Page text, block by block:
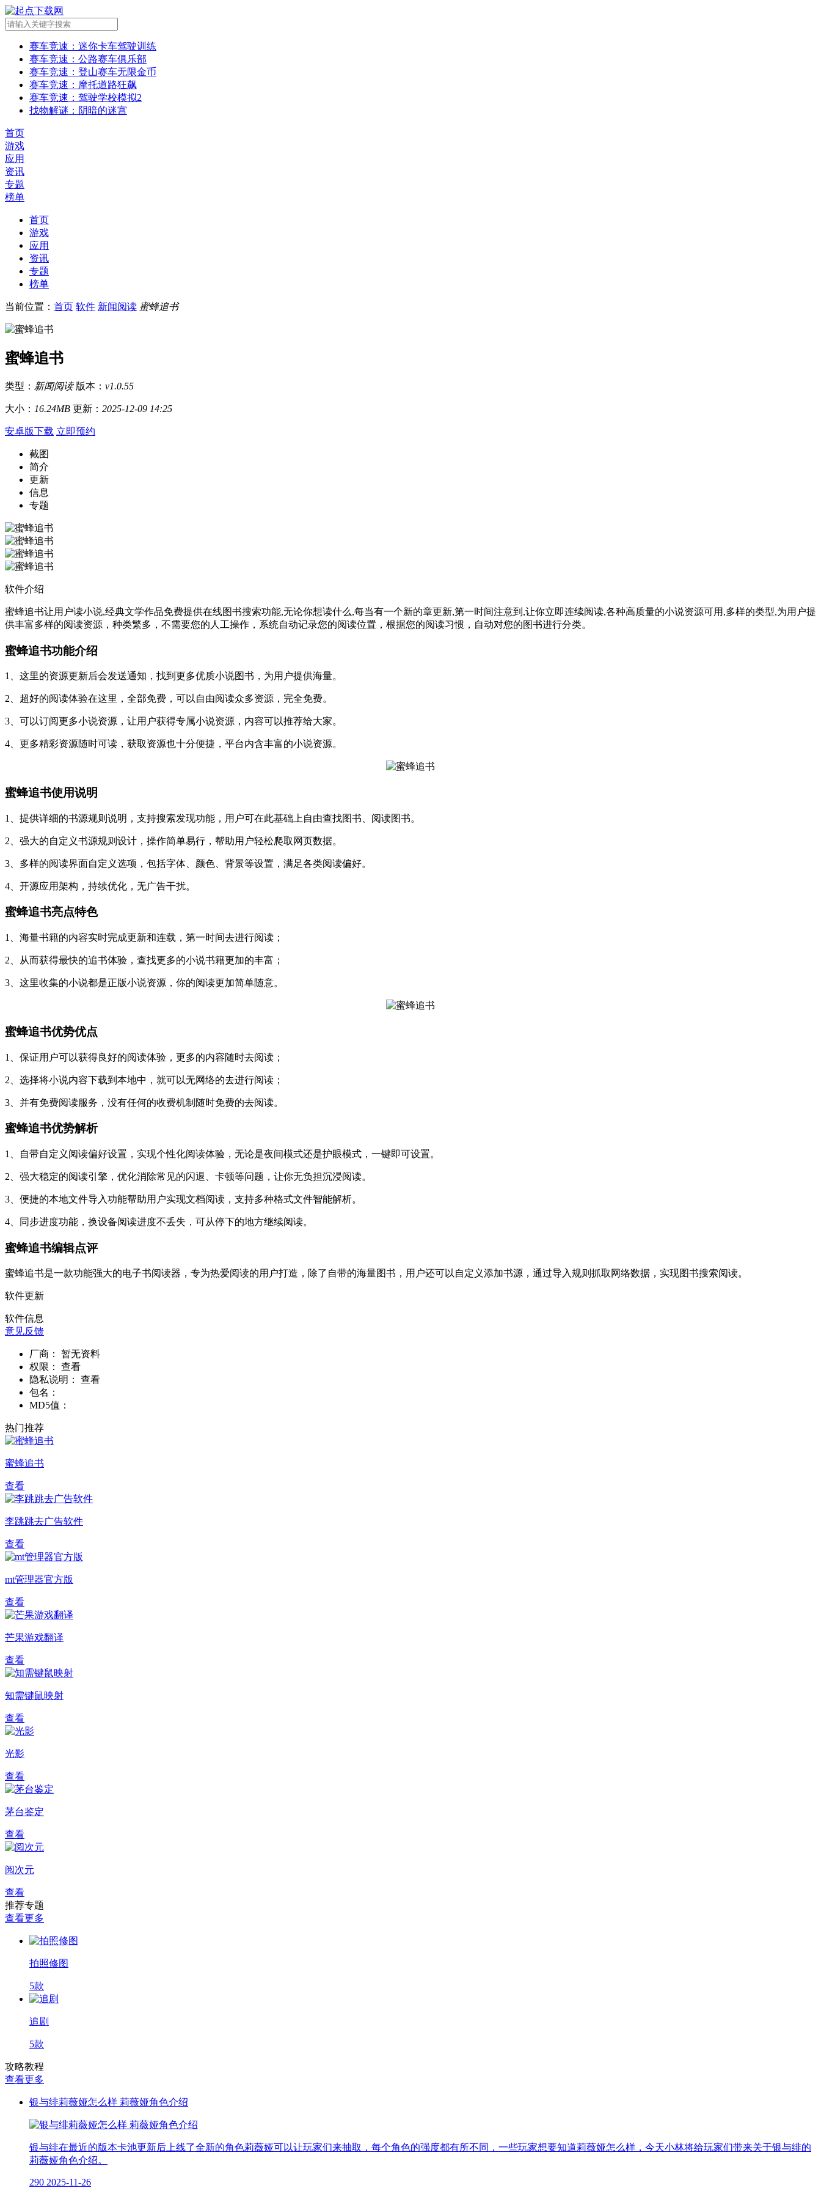
赛车竞速 ：迷你卡车驾驶训练
赛车竞速 ：公路赛车俱乐部
赛车竞速 ：登山赛车无限金币
赛车竞速 ：摩托道路狂飙
赛车竞速 ：驾驶学校模拟2
找物解谜 ：阴暗的迷宫
首页
游戏
应用
资讯
专题
榜单
首页
游戏
应用
资讯
专题
榜单
当前位置： 首页 软件 新闻阅读 蜜蜂追书
蜜蜂追书
类型： 新闻阅读 版本： v1.0.55
大小： 16.24MB 更新： 2025-12-09 14:25
安卓版下载 立即预约
截图
简介
更新
信息
专题
软件介绍
蜜蜂追书让用户读小说,经典文学作品免费提供在线图书搜索功能,无论你想读什么,每当有一个新的章更新,第一时间注意到,让你立即连续阅读,各种高质量的小说资源可用,多样的类型,为用户提
供丰富多样的阅读资源，种类繁多，不需要您的人工操作，系统自动记录您的阅读位置，根据您的阅读习惯，自动对您的图书进行分类。
蜜蜂追书功能介绍
1、这里的资源更新后会发送通知，找到更多优质小说图书，为用户提供海量。
2、超好的阅读体验在这里，全部免费，可以自由阅读众多资源，完全免费。
3、可以订阅更多小说资源，让用户获得专属小说资源，内容可以推荐给大家。
4、更多精彩资源随时可读，获取资源也十分便捷，平台内含丰富的小说资源。
蜜蜂追书使用说明
1、提供详细的书源规则说明，支持搜索发现功能，用户可在此基础上自由查找图书、阅读图书。
2、强大的自定义书源规则设计，操作简单易行，帮助用户轻松爬取网页数据。
3、多样的阅读界面自定义选项，包括字体、颜色、背景等设置，满足各类阅读偏好。
4、开源应用架构，持续优化，无广告干扰。
蜜蜂追书亮点特色
1、海量书籍的内容实时完成更新和连载，第一时间去进行阅读；
2、从而获得最快的追书体验，查找更多的小说书籍更加的丰富；
3、这里收集的小说都是正版小说资源，你的阅读更加简单随意。
蜜蜂追书优势优点
1、保证用户可以获得良好的阅读体验，更多的内容随时去阅读；
2、选择将小说内容下载到本地中，就可以无网络的去进行阅读；
3、并有免费阅读服务，没有任何的收费机制随时免费的去阅读。
蜜蜂追书优势解析
1、自带自定义阅读偏好设置，实现个性化阅读体验，无论是夜间模式还是护眼模式，一键即可设置。
2、强大稳定的阅读引擎，优化消除常见的闪退、卡顿等问题，让你无负担沉浸阅读。
3、便捷的本地文件导入功能帮助用户实现文档阅读，支持多种格式文件智能解析。
4、同步进度功能，换设备阅读进度不丢失，可从停下的地方继续阅读。
蜜蜂追书编辑点评
蜜蜂追书是一款功能强大的电子书阅读器，专为热爱阅读的用户打造，除了自带的海量图书，用户还可以自定义添加书源，通过导入规则抓取网络数据，实现图书搜索阅读。
软件更新
软件信息
意见反馈
厂商：
暂无资料
权限：
查看
隐私说明：
查看
包名：
MD5值：
热门推荐
蜜蜂追书
查看
李跳跳去广告软件
查看
mt管理器官方版
查看
芒果游戏翻译
查看
知需键鼠映射
查看
光影
查看
茅台鉴定
查看
阅次元
查看
推荐专题
查看更多
拍照修图
5款
追剧
5款
攻略教程
查看更多
银与绯莉薇娅怎么样 莉薇娅角色介绍
银与绯在最近的版本卡池更新后上线了全新的角色莉薇娅可以让玩家们来抽取，每个角色的强度都有所不同，一些玩家想要知道莉薇娅怎么样，今天小林将给玩家们带来关于银与绯的
莉薇娅角色介绍。
290 2025-11-26